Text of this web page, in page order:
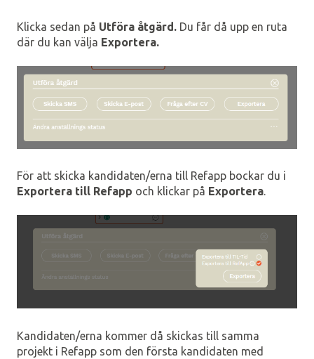
Klicka sedan på Utföra åtgärd. Du får då upp en ruta
där du kan välja Exportera.
För att skicka kandidaten/erna till Refapp bockar du i
Exportera till Refapp och klickar på Exportera.
Kandidaten/erna kommer då skickas till samma
projekt i Refapp som den första kandidaten med